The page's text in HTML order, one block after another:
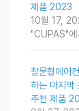
제품 2023
10월 17,
"CUPAS"에
창문형에어
하는 마지막
추천 제품